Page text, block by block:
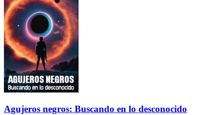
Agujeros negros: Buscando en lo desconocido